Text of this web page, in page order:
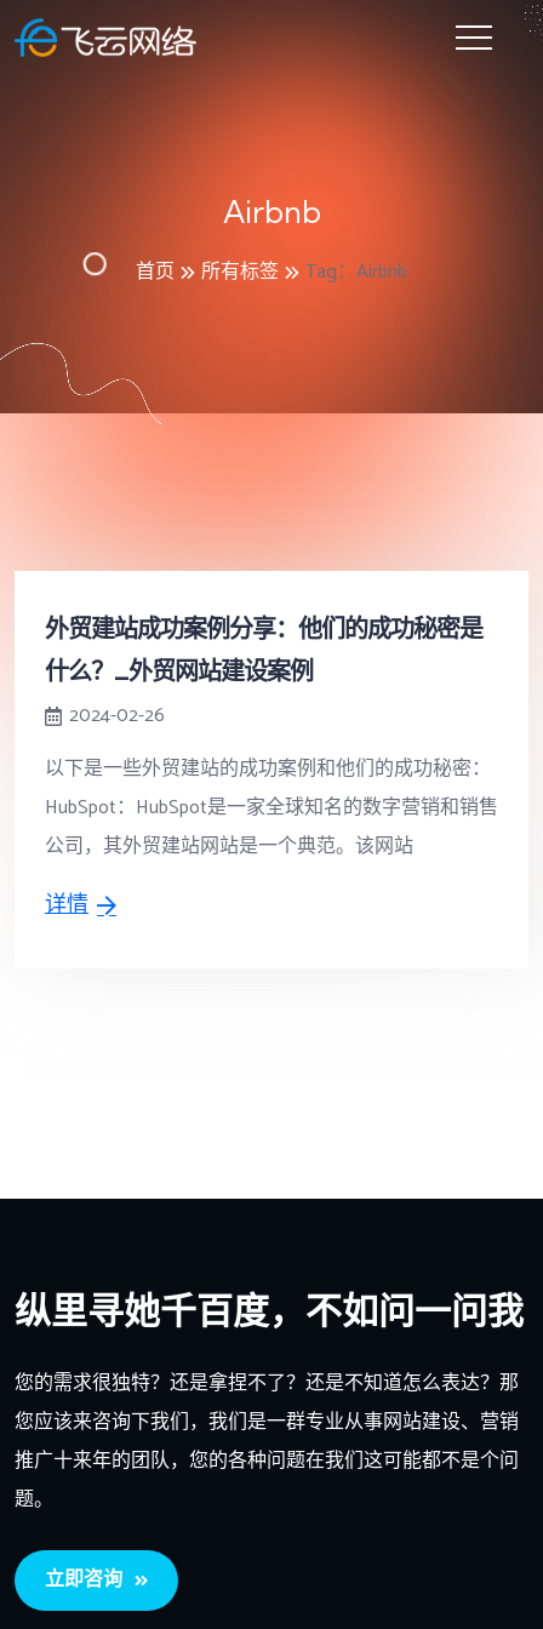
Airbnb
首页 所有标签 Tag：Airbnb
外贸建站成功案例分享：他们的成功秘密是
什么？_外贸网站建设案例
2024-02-26
以下是一些外贸建站的成功案例和他们的成功秘密：
HubSpot：HubSpot是一家全球知名的数字营销和销售
公司，其外贸建站网站是一个典范。该网站
详情
纵里寻她千百度，不如问一问我
您的需求很独特？还是拿捏不了？还是不知道怎么表达？那
您应该来咨询下我们，我们是一群专业从事网站建设、营销
推广十来年的团队，您的各种问题在我们这可能都不是个问
题。
立即咨询